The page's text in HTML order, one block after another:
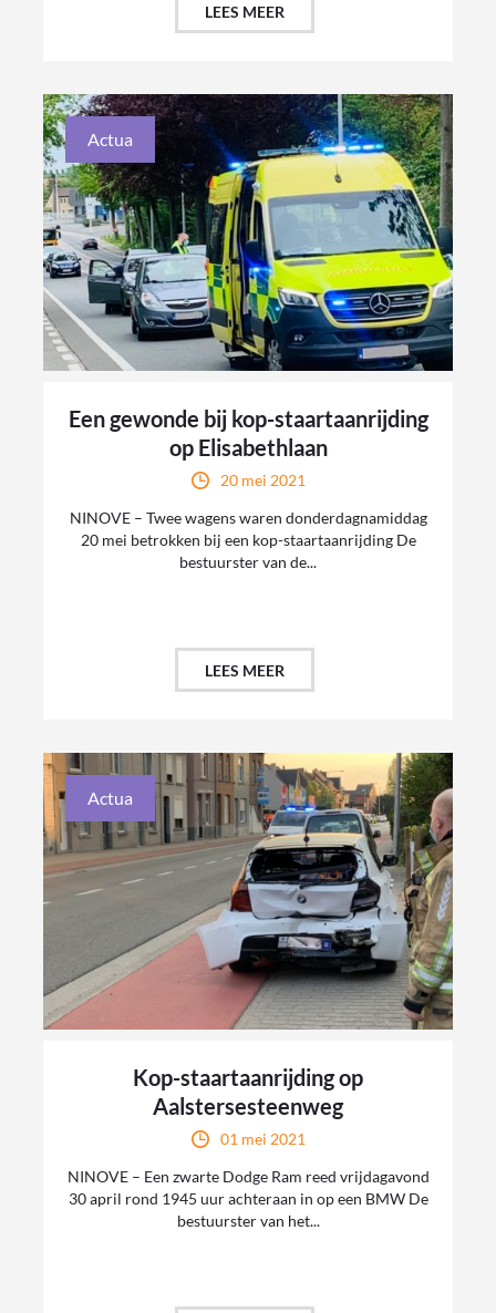
LEES MEER
Actua
Een gewonde bij kop-staartaanrijding
op Elisabethlaan
20 mei 2021
NINOVE – Twee wagens waren donderdagnamiddag
20 mei betrokken bij een kop-staartaanrijding De
bestuurster van de...
LEES MEER
Actua
Kop-staartaanrijding op
Aalstersesteenweg
01 mei 2021
NINOVE – Een zwarte Dodge Ram reed vrijdagavond
30 april rond 1945 uur achteraan in op een BMW De
bestuurster van het...